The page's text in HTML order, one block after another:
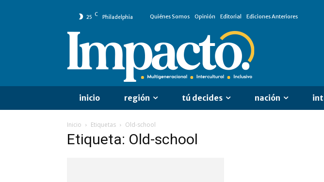
25 C Philadelphia Quiénes Somos Opinión Editorial Ediciones Anteriores
inicio región tú decides nación
Inicio Etiquetas Old-school
Etiqueta: Old-school